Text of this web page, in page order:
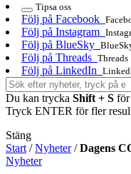
Tipsa oss
Följ på Facebook
Följ på Instagram
Följ på BlueSky
Följ på Threads Threads
Följ på LinkedIn
Du kan trycka Shift + S för
Tryck ENTER för fler
Stäng
Start /Nyheter/Dagens
Nyheter